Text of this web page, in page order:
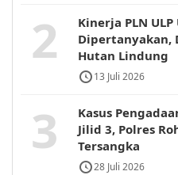
2
Kinerja PLN
Dipertanyakan,
Hutan Lindung
13 Juli 2026
3
Kasus
Jilid 3, Polres
Tersangka
28 Juli 2026